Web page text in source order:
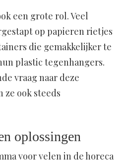
een grote rol. Veel
op papieren rietjes
die gemakkelijker te
plastic tegenhangers.
vraag naar deze
ook steeds
oplossingen
voor velen in de horeca